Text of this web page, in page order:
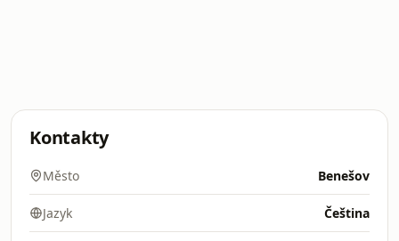
Kontakty
Město Benešov
Jazyk Čeština